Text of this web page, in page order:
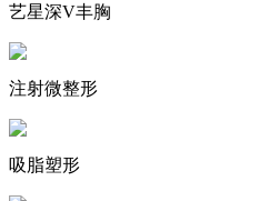
艺星深V丰胸
注射微整形
吸脂塑形